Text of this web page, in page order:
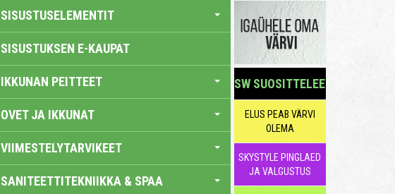
SISUSTUSELEMENTIT
SISUSTUKSEN E-KAUPAT
IKKUNAN PEITTEET
OVET JA IKKUNAT
VIIMESTELYTARVIKEET
SANITEETTITEKNIIKKA & SPAA
SW SUOSITTELEE
ELUS PEAB VÄRVI
OLEMA
SKYSTYLE PINGLAED
JA VALGUSTUS